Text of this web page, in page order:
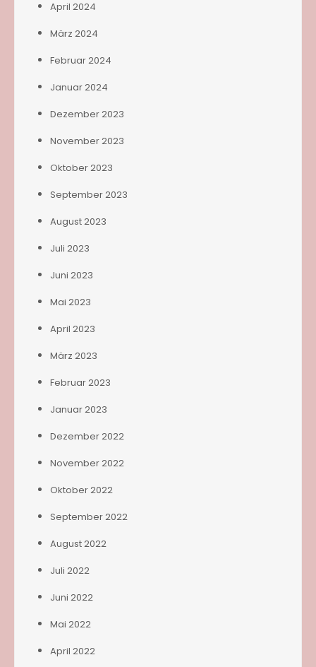
April 2024
März 2024
Februar 2024
Januar 2024
Dezember 2023
November 2023
Oktober 2023
September 2023
August 2023
Juli 2023
Juni 2023
Mai 2023
April 2023
März 2023
Februar 2023
Januar 2023
Dezember 2022
November 2022
Oktober 2022
September 2022
August 2022
Juli 2022
Juni 2022
Mai 2022
April 2022